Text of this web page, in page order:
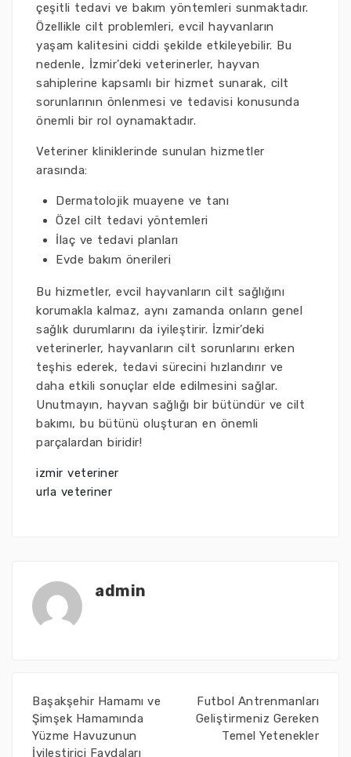
çeşitli tedavi ve bakım yöntemleri sunmaktadır.
Özellikle cilt problemleri, evcil hayvanların
yaşam kalitesini ciddi şekilde etkileyebilir. Bu
nedenle, İzmir’deki veterinerler, hayvan
sahiplerine kapsamlı bir hizmet sunarak, cilt
sorunlarının önlenmesi ve tedavisi konusunda
önemli bir rol oynamaktadır.
Veteriner kliniklerinde sunulan hizmetler
arasında:
Dermatolojik muayene ve tanı
Özel cilt tedavi yöntemleri
İlaç ve tedavi planları
Evde bakım önerileri
Bu hizmetler, evcil hayvanların cilt sağlığını
korumakla kalmaz, aynı zamanda onların genel
sağlık durumlarını da iyileştirir. İzmir’deki
veterinerler, hayvanların cilt sorunlarını erken
teşhis ederek, tedavi sürecini hızlandırır ve
daha etkili sonuçlar elde edilmesini sağlar.
Unutmayın, hayvan sağlığı bir bütündür ve cilt
bakımı, bu bütünü oluşturan en önemli
parçalardan biridir!
izmir veteriner
urla veteriner
admin
Başakşehir Hamamı ve
Şimşek Hamamında
Yüzme Havuzunun
İyileştirici Faydaları
Futbol Antrenmanları
Geliştirmeniz Gereken
Temel Yetenekler